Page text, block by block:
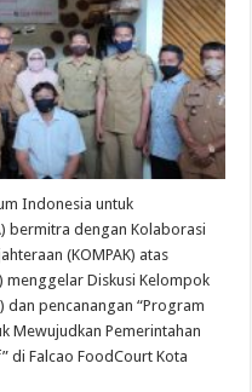
Indonesia untuk
bermitra dengan Kolaborasi
(KOMPAK) atas
menggelar Diskusi Kelompok
dan pencanangan “Program
Mewujudkan Pemerintahan
di Falcao FoodCourt Kota